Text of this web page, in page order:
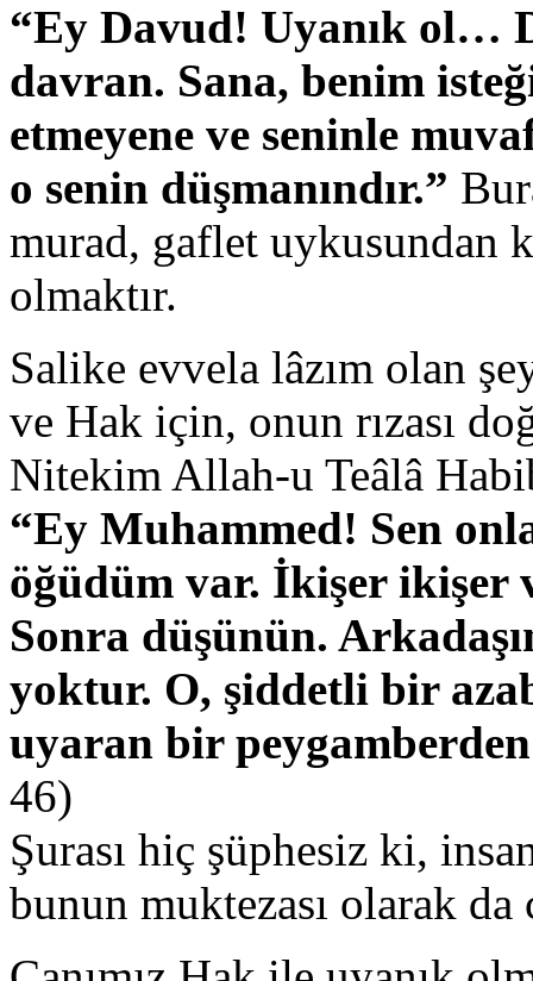
“Ey Davud! Uyanık ol…
davran. Sana, benim
etmeyene ve seninle
o senin düşmanındır.”
murad, gaflet uykusundan
olmaktır.
Salike evvela lâzım olan
ve Hak için, onun rızası
Nitekim Allah-u Teâlâ
“Ey Muhammed! Sen
öğüdüm var. İkişer ikişer
Sonra düşünün.
yoktur. O, şiddetli bir
uyaran bir
46)
Şurası hiç şüphesiz ki,
bunun muktezası olarak